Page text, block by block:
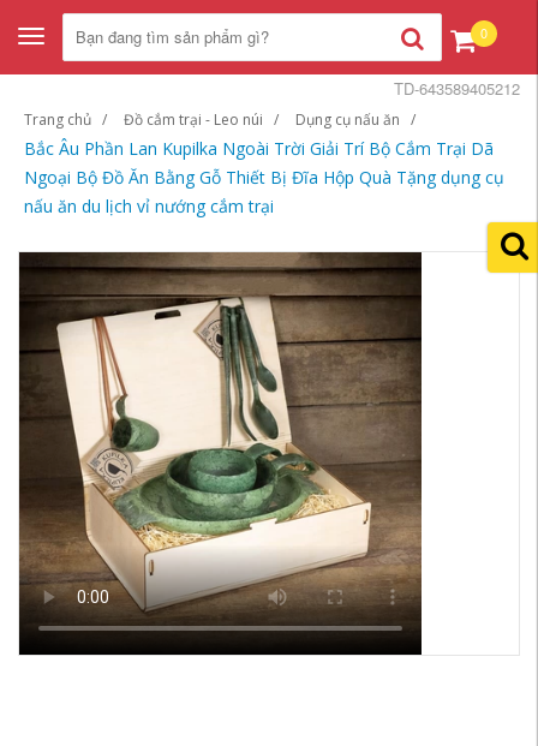
Toggle
navigation
0
Trang chủ Đồ cắm trại - Leo núi Dụng cụ nấu ăn
Bắc Âu Phần Lan Kupilka Ngoài Trời Giải Trí Bộ Cắm Trại Dã
Ngoại Bộ Đồ Ăn Bằng Gỗ Thiết Bị Đĩa Hộp Quà Tặng dụng cụ
nấu ăn du lịch vỉ nướng cắm trại
TD-643589405212